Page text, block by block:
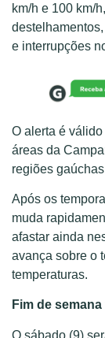
km/h e 100 km/
e interrupções
O alerta é
áreas da
regiões
Após os
muda
afastar ainda
avança sobre o
temperaturas.
Fim de
O sábado (9)